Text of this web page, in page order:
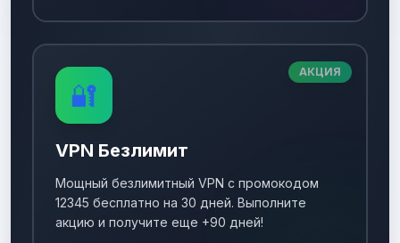
АКЦИЯ
🔐
VPN Безлимит
Мощный безлимитный VPN с промокодом
12345 бесплатно на 30 дней. Выполните
акцию и получите еще +90 дней!